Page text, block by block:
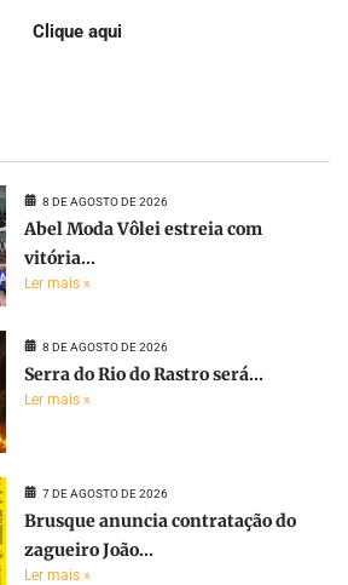
Clique aqui
8 DE AGOSTO DE 2026
Abel Moda Vôlei estreia com
vitória...
Ler mais »
8 DE AGOSTO DE 2026
Serra do Rio do Rastro será...
Ler mais »
7 DE AGOSTO DE 2026
Brusque anuncia contratação do
zagueiro João...
Ler mais »